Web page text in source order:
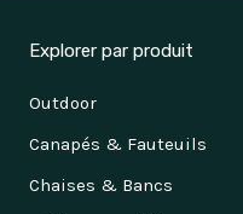
Explorer par produit
Outdoor
Canapés & Fauteuils
Chaises & Bancs
Vous êtes